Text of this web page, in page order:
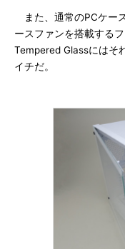
また、通常のPCケー
ースファンを搭載する
Tempered Glassにはそ
イチだ。